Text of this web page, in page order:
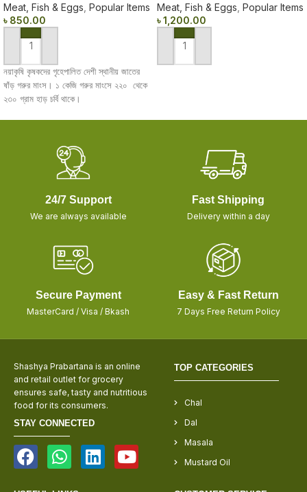
Meat, Fish & Eggs Popular Items
৳ 850.00
ADD TO CART
নয়াকৃষি কৃষকদের গৃহেপালিত দেশী স্থানীয় জাতের
ষাঁড় গরুর মাংস। ১ কেজি গরুর মাংসে ২২০ থেকে
২৩০ গ্রাম হাড় চর্বি থাকে।
Meat, Fish & Eggs Popular Items
৳1,200.00
ADD TO CART
24/7 Support
We are always available
Fast Shipping
Delivery within a day
Secure Payment
MasterCard / Visa / Bkash
Easy & Fast Return
7 Days Free Return Policy
Shashya Prabartana is an online
and retail outlet for grocery
ensures safe, tasty and nutritious
food for its consumers.
STAY CONNECTED
TOP CATEGORIES
Chal
Dal
Masala
Mustard Oil